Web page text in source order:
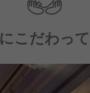
こだわっ